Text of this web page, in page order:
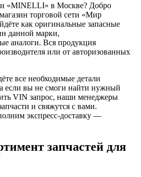
«MINELLI» в Москве? Добро
торговой сети «Мир
как оригинальные запасные
данной марки,
аналоги. Вся продукция
или от авторизованных
все необходимые детали
если вы не смоги найти нужный
VIN запрос, наши менеджеры
и свяжутся с вами.
экспресс-доставку —
запчастей для